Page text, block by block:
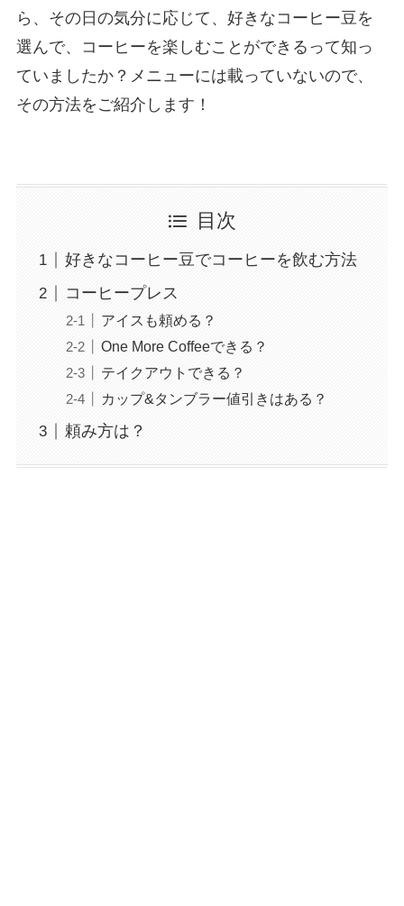
ら、その日の気分に応じて、好きなコーヒー豆を
選んで、コーヒーを楽しむことができるって知っ
ていましたか？メニューには載っていないので、
その方法をご紹介します！
目次
好きなコーヒー豆でコーヒーを飲む方法
コーヒープレス
アイスも頼める？
One More Coffeeできる？
テイクアウトできる？
カップ&タンブラー値引きはある？
頼み方は？